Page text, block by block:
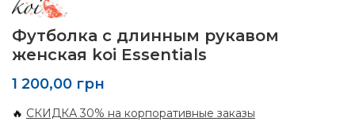
Футболка с длинным рукавом
женская kоi Essentials
1 200,00 грн
🔥 СКИДКА 30% на корпоративные заказы